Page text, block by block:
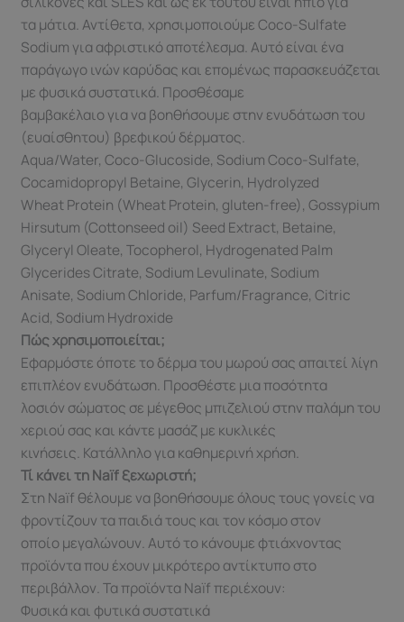
τα μάτια. Αντίθετα, χρησιμοποιούμε Coco-Sulfate
Sodium για αφριστικό αποτέλεσμα. Αυτό είναι ένα
παράγωγο ινών καρύδας και επομένως παρασκευάζεται
με φυσικά συστατικά. Προσθέσαμε
βαμβακέλαιο για να βοηθήσουμε στην ενυδάτωση του
(ευαίσθητου) βρεφικού δέρματος.
Aqua/Water, Coco-Glucoside, Sodium Coco-Sulfate,
Cocamidopropyl Betaine, Glycerin, Hydrolyzed
Wheat Protein (Wheat Protein, gluten-free), Gossypium
Hirsutum (Cottonseed oil) Seed Extract, Betaine,
Glyceryl Oleate, Tocopherol, Hydrogenated Palm
Glycerides Citrate, Sodium Levulinate, Sodium
Anisate, Sodium Chloride, Parfum/Fragrance, Citric
Acid, Sodium Hydroxide
Πώς χρησιμοποιείται;
Εφαρμόστε όποτε το δέρμα του μωρού σας απαιτεί λίγη
επιπλέον ενυδάτωση. Προσθέστε μια ποσότητα
λοσιόν σώματος σε μέγεθος μπιζελιού στην παλάμη του
χεριού σας και κάντε μασάζ με κυκλικές
κινήσεις. Κατάλληλο για καθημερινή χρήση.
Τί κάνει τη Naïf ξεχωριστή;
Στη Naïf θέλουμε να βοηθήσουμε όλους τους γονείς να
φροντίζουν τα παιδιά τους και τον κόσμο στον
οποίο μεγαλώνουν. Αυτό το κάνουμε φτιάχνοντας
προϊόντα που έχουν μικρότερο αντίκτυπο στο
περιβάλλον. Τα προϊόντα Naïf περιέχουν:
Φυσικά και φυτικά συστατικά